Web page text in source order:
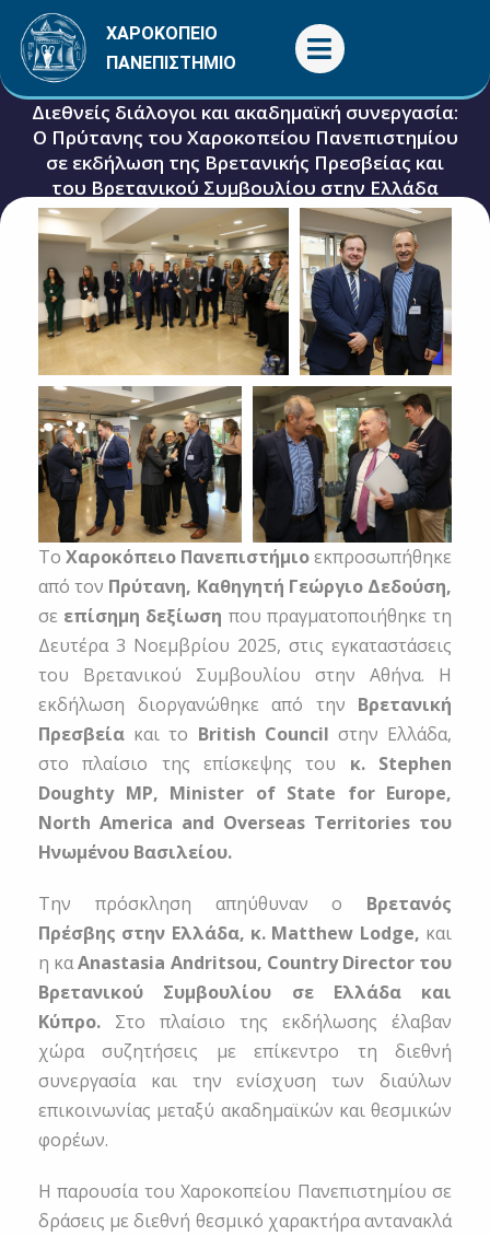
Μετάβαση
στο
περιεχόμενο
ΧΑΡΟΚΟΠΕΙΟ
ΠΑΝΕΠΙΣΤΗΜΙΟ
Διεθνείς διάλογοι και ακαδημαϊκή συνεργασία:
Ο Πρύτανης του Χαροκοπείου Πανεπιστημίου
σε εκδήλωση της Βρετανικής Πρεσβείας και
του Βρετανικού Συμβουλίου στην Ελλάδα
7 Νοεμβρίου, 2025 Γενικές
Το Χαροκόπειο Πανεπιστήμιοεκπροσωπήθηκε
από τον Πρύτανη, Καθηγητή Γεώργιο Δεδούση,
σε επίσημη δεξίωση που πραγματοποιήθηκε τη
Δευτέρα 3 Νοεμβρίου 2025, στις εγκαταστάσεις
του Βρετανικού Συμβουλίου στην Αθήνα. Η
εκδήλωση διοργανώθηκε από την Βρετανική
Πρεσβεία και το British Council στην Ελλάδα,
στο πλαίσιο της επίσκεψης του κ. Stephen
Doughty MP, Minister of State for Europe,
North America and Overseas Territories του
Ηνωμένου Βασιλείου.
Την πρόσκληση απηύθυναν ο Βρετανός
Πρέσβης στην Ελλάδα, κ. Matthew Lodge, και
η καAnastasia Andritsou, Country Directorτου
Βρετανικού Συμβουλίου σε Ελλάδα και
Κύπρο. Στο πλαίσιο της εκδήλωσης έλαβαν
χώρα συζητήσεις με επίκεντρο τη διεθνή
συνεργασία και την ενίσχυση των διαύλων
επικοινωνίας μεταξύ ακαδημαϊκών και θεσμικών
φορέων.
Η παρουσία του Χαροκοπείου Πανεπιστημίου σε
δράσεις με διεθνή θεσμικό χαρακτήρα αντανακλά